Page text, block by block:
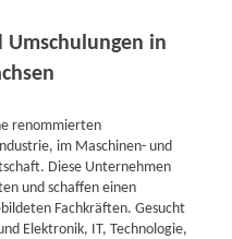
in
renommierten
im Maschinen- und
Diese Unternehmen
undschaffen einen
Fachkräften. Gesucht
Elektronik, IT, Technologie,